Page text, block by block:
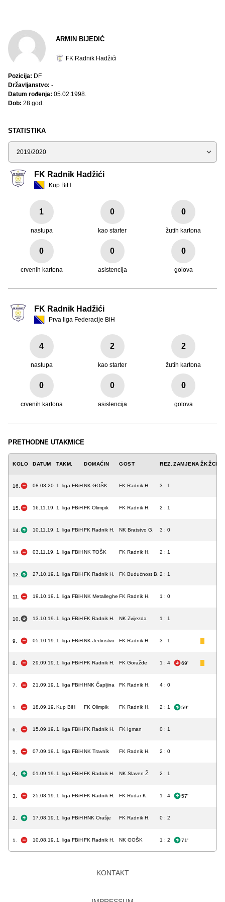
STATISTIKA
Sezona
FK Radnik Hadžići
Kup BiH
1
nastupa
0
kao starter
0
žutih kartona
0
crvenih kartona
0
asistencija
0
golova
FK Radnik Hadžići
Prva liga Federacije BiH
4
nastupa
2
kao starter
2
žutih kartona
0
crvenih kartona
0
asistencija
0
golova
PRETHODNE UTAKMICE
KOLO DATUM TAKM. DOMAĆIN GOST REZ. ZAMJENA ŽKŽCK
16. 08.03.20. 1. liga FBiHNK GOŠK FK Radnik H. 3 : 1
15. 16.11.19. 1. liga FBiHFK Olimpik FK Radnik H. 2 : 1
14. 10.11.19. 1. liga FBiHFK Radnik H. NK Bratstvo G. 3 : 0
13. 03.11.19. 1. liga FBiHNK TOŠK FK Radnik H. 2 : 1
12. 27.10.19. 1. liga FBiHFK Radnik H. FK Budućnost B. 2 : 1
11. 19.10.19. 1. liga FBiHNK Metalleghe FK Radnik H. 1 : 0
10. 13.10.19. 1. liga FBiHFK Radnik H. NK Zvijezda 1 : 1
9. 05.10.19. 1. liga FBiHNK Jedinstvo FK Radnik H. 3 : 1
8. 29.09.19. 1. liga FBiHFK Radnik H. FK Goražde 1 : 4 69'
7. 21.09.19. 1. liga FBiHHNK Čapljina FK Radnik H. 4 : 0
1. 18.09.19. Kup BiH FK Olimpik FK Radnik H. 2 : 1 59'
6. 15.09.19. 1. liga FBiHFK Radnik H. FK Igman 0 : 1
5. 07.09.19. 1. liga FBiHNK Travnik FK Radnik H. 2 : 0
4. 01.09.19. 1. liga FBiHFK Radnik H. NK Slaven Ž. 2 : 1
3. 25.08.19. 1. liga FBiHFK Radnik H. FK Rudar K. 1 : 4 57'
2. 17.08.19. 1. liga FBiHHNK Orašje FK Radnik H. 0 : 2
1. 10.08.19. 1. liga FBiHFK Radnik H. NK GOŠK 1 : 2 71'
ARMIN BIJEDIĆ
FK Radnik Hadžići
Pozicija: DF
Državljanstvo: -
Datum rođenja: 05.02.1998.
Dob: 28 god.
KONTAKT